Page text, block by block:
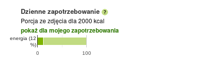
Dzienne zapotrzebowanie
Porcja ze zdjęcia dla 2000 kcal
pokaż dla mojego zapotrzebowania
0 100
energia (12
%)